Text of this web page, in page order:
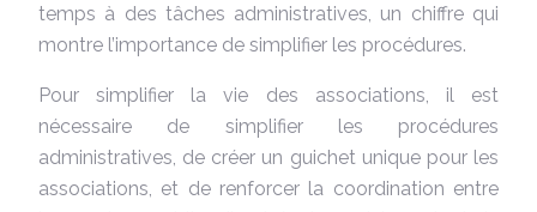
temps à des tâches administratives, un chiffre qui
montre l’importance de simplifier les procédures.
Pour simplifier la vie des associations, il est
nécessaire de simplifier les procédures
administratives, de créer un guichet unique pour les
associations, et de renforcer la coordination entre